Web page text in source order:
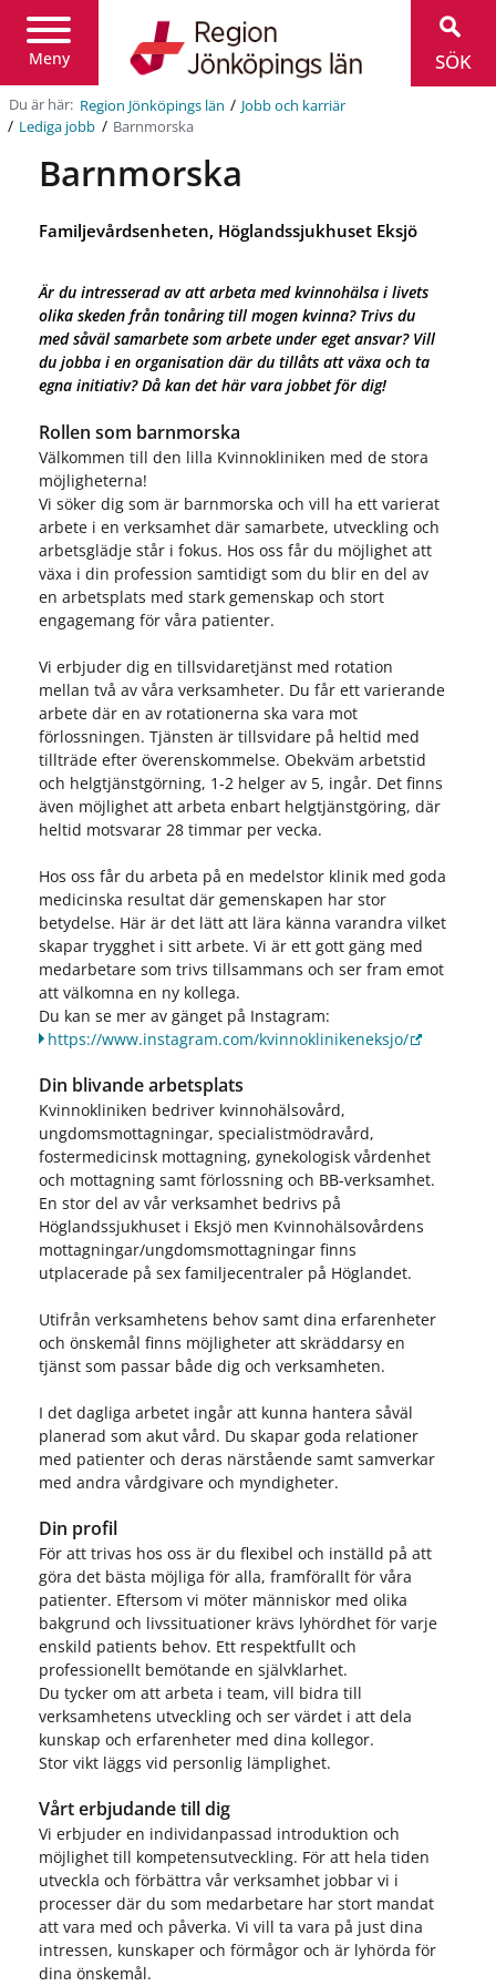
Meny
Jönköpings
län
SÖK
Du är här: Region Jönköpings län / Jobb och karriär
/ Lediga jobb / Barnmorska
Barnmorska
Familjevårdsenheten, Höglandssjukhuset Eksjö
Är du intresserad av att arbeta med kvinnohälsa i livets
olika skeden från tonåring till mogen kvinna? Trivs du
med såväl samarbete som arbete under eget ansvar? Vill
du jobba i en organisation där du tillåts att växa och ta
egna initiativ? Då kan det här vara jobbet för dig!
Rollen som barnmorska
Välkommen till den lilla Kvinnokliniken med de stora
möjligheterna!
Vi söker dig som är barnmorska och vill ha ett varierat
arbete i en verksamhet där samarbete, utveckling och
arbetsglädje står i fokus. Hos oss får du möjlighet att
växa i din profession samtidigt som du blir en del av
en arbetsplats med stark gemenskap och stort
engagemang för våra patienter.
Vi erbjuder dig en tillsvidaretjänst med rotation
mellan två av våra verksamheter. Du får ett varierande
arbete där en av rotationerna ska vara mot
förlossningen. Tjänsten är tillsvidare på heltid med
tillträde efter överenskommelse. Obekväm arbetstid
och helgtjänstgörning, 1-2 helger av 5, ingår. Det finns
även möjlighet att arbeta enbart helgtjänstgöring, där
heltid motsvarar 28 timmar per vecka.
Hos oss får du arbeta på en medelstor klinik med goda
medicinska resultat där gemenskapen har stor
betydelse. Här är det lätt att lära känna varandra vilket
skapar trygghet i sitt arbete. Vi är ett gott gäng med
medarbetare som trivs tillsammans och ser fram emot
att välkomna en ny kollega.
Du kan se mer av gänget på Instagram:
https://www.instagram.com/kvinnoklinikeneksjo/
Din blivande arbetsplats
Kvinnokliniken bedriver kvinnohälsovård,
ungdomsmottagningar, specialistmödravård,
fostermedicinsk mottagning, gynekologisk vårdenhet
och mottagning samt förlossning och BB-verksamhet.
En stor del av vår verksamhet bedrivs på
Höglandssjukhuset i Eksjö men Kvinnohälsovårdens
mottagningar/ungdomsmottagningar finns
utplacerade på sex familjecentraler på Höglandet.
Utifrån verksamhetens behov samt dina erfarenheter
och önskemål finns möjligheter att skräddarsy en
tjänst som passar både dig och verksamheten.
I det dagliga arbetet ingår att kunna hantera såväl
planerad som akut vård. Du skapar goda relationer
med patienter och deras närstående samt samverkar
med andra vårdgivare och myndigheter.
Din profil
För att trivas hos oss är du flexibel och inställd på att
göra det bästa möjliga för alla, framförallt för våra
patienter. Eftersom vi möter människor med olika
bakgrund och livssituationer krävs lyhördhet för varje
enskild patients behov. Ett respektfullt och
professionellt bemötande en självklarhet.
Du tycker om att arbeta i team, vill bidra till
verksamhetens utveckling och ser värdet i att dela
kunskap och erfarenheter med dina kollegor.
Stor vikt läggs vid personlig lämplighet.
Vårt erbjudande till dig
Vi erbjuder en individanpassad introduktion och
möjlighet till kompetensutveckling. För att hela tiden
utveckla och förbättra vår verksamhet jobbar vi i
processer där du som medarbetare har stort mandat
att vara med och påverka. Vi vill ta vara på just dina
intressen, kunskaper och förmågor och är lyhörda för
dina önskemål.